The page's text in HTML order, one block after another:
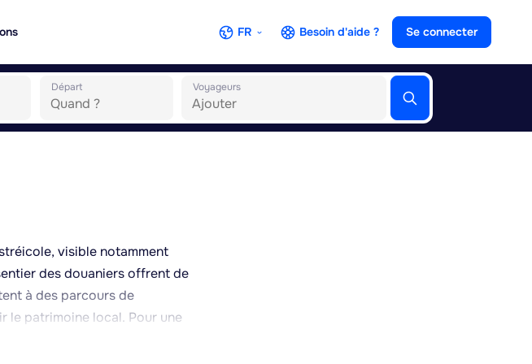
FR Besoin d'aide ? Se connecter
Départ Voyageurs
visible notamment
des douaniers offrent de
à des parcours de
le patrimoine local. Pour une